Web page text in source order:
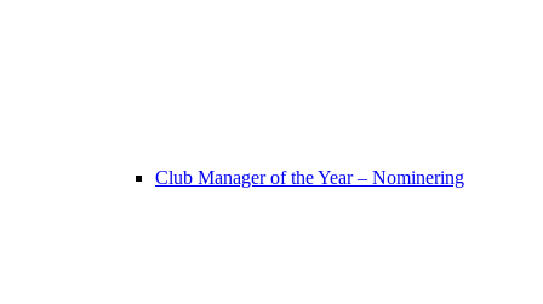
Club Manager of the Year – Nominering